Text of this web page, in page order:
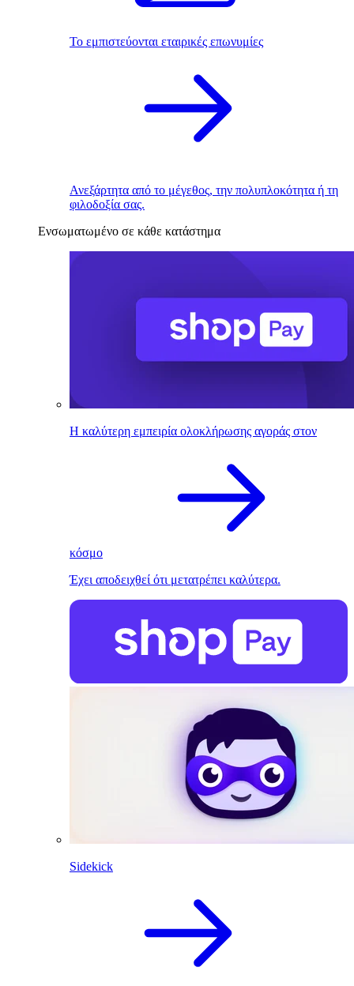
Το εμπιστεύονται εταιρικές επωνυμίες
Ανεξάρτητα από το μέγεθος, την πολυπλοκότητα ή τη
φιλοδοξία σας.
Ενσωματωμένο σε κάθε κατάστημα
Η καλύτερη εμπειρία ολοκλήρωσης αγοράς στον
κόσμο
Έχει αποδειχθεί ότι μετατρέπει καλύτερα.
Sidekick